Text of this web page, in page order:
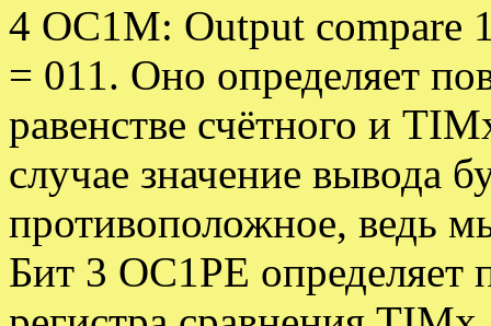
4 OC1M: Output compare
= 011. Оно определяет
равенстве счётного и
случае значение вывода
противоположное, ведь
Бит 3 OC1PE определяет